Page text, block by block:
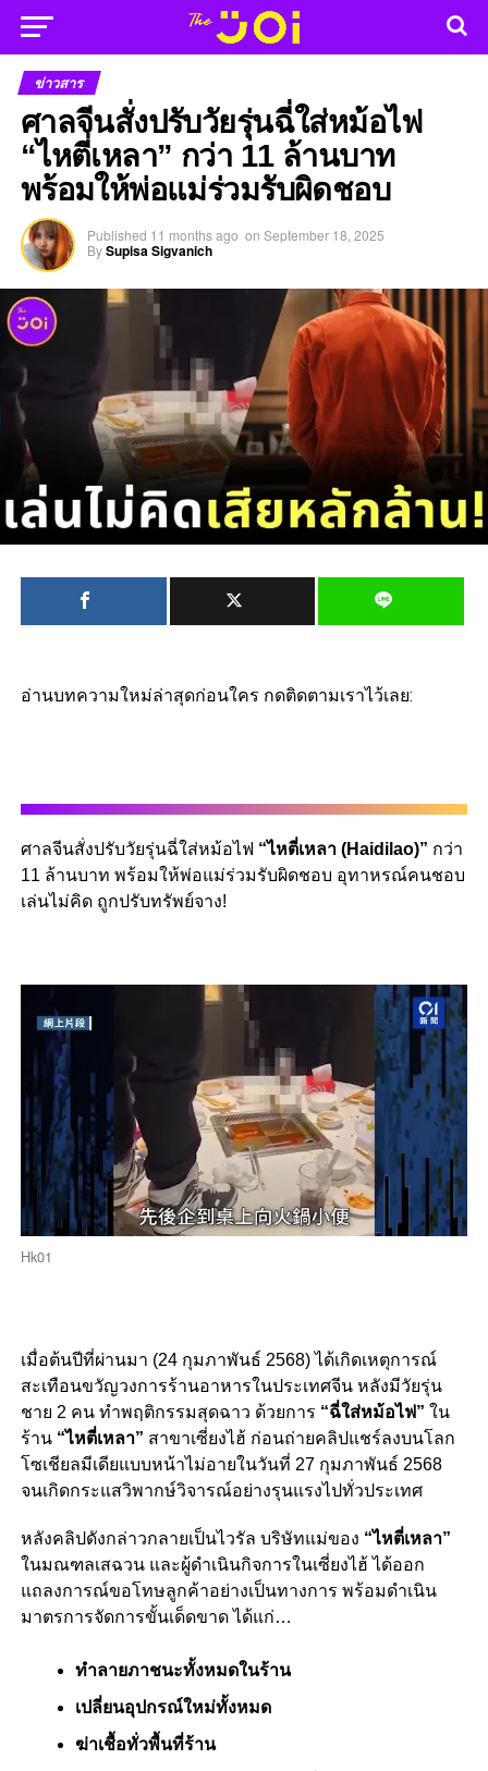
ข่าวสาร
ศาลจีนสั่งปรับวัยรุ่นฉี่ใส่หม้อไฟ
“ไหตี่เหลา” กว่า 11 ล้านบาท
พร้อมให้พ่อแม่ร่วมรับผิดชอบ
Published 11 months ago on September 18, 2025
BySupisa Sigvanich
อ่านบทความใหม่ล่าสุดก่อนใคร กดติดตามเราไว้เลย:
ศาลจีนสั่งปรับวัยรุ่นฉี่ใส่หม้อไฟ “ไหตี่เหลา (Haidilao)” กว่า
11 ล้านบาท พร้อมให้พ่อแม่ร่วมรับผิดชอบ อุทาหรณ์คนชอบ
เล่นไม่คิด ถูกปรับทรัพย์จาง!
Hk01
เมื่อต้นปีที่ผ่านมา (24 กุมภาพันธ์ 2568) ได้เกิดเหตุการณ์
สะเทือนขวัญวงการร้านอาหารในประเทศจีน หลังมีวัยรุ่น
ชาย 2 คน ทำพฤติกรรมสุดฉาว ด้วยการ “ฉี่ใส่หม้อไฟ” ใน
ร้าน“ไหตี่เหลา” สาขาเซี่ยงไฮ้ ก่อนถ่ายคลิปแชร์ลงบนโลก
โซเชียลมีเดียแบบหน้าไม่อายในวันที่ 27 กุมภาพันธ์ 2568
จนเกิดกระแสวิพากษ์วิจารณ์อย่างรุนแรงไปทั่วประเทศ
หลังคลิปดังกล่าวกลายเป็นไวรัล บริษัทแม่ของ “ไหตี่เหลา”
ในมณฑลเสฉวน และผู้ดำเนินกิจการในเซี่ยงไฮ้ ได้ออก
แถลงการณ์ขอโทษลูกค้าอย่างเป็นทางการ พร้อมดำเนิน
มาตรการจัดการขั้นเด็ดขาด ได้แก่…
ทำลายภาชนะทั้งหมดในร้าน
เปลี่ยนอุปกรณ์ใหม่ทั้งหมด
ฆ่าเชื้อทั่วพื้นที่ร้าน